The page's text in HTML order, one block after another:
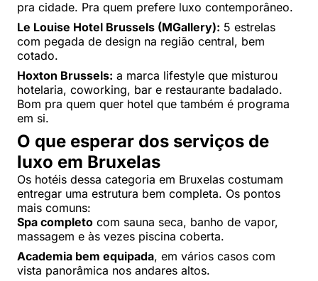
pra cidade. Pra quem prefere luxo contemporâneo.
Le Louise Hotel Brussels (MGallery): 5 estrelas
com pegada de design na região central, bem
cotado.
Hoxton Brussels: a marca lifestyle que misturou
hotelaria, coworking, bar e restaurante badalado.
Bom pra quem quer hotel que também é programa
em si.
O que esperar dos serviços de
luxo em Bruxelas
Os hotéis dessa categoria em Bruxelas costumam
entregar uma estrutura bem completa. Os pontos
mais comuns:
Spa completo com sauna seca, banho de vapor,
massagem e às vezes piscina coberta.
Academia bem equipada, em vários casos com
vista panorâmica nos andares altos.